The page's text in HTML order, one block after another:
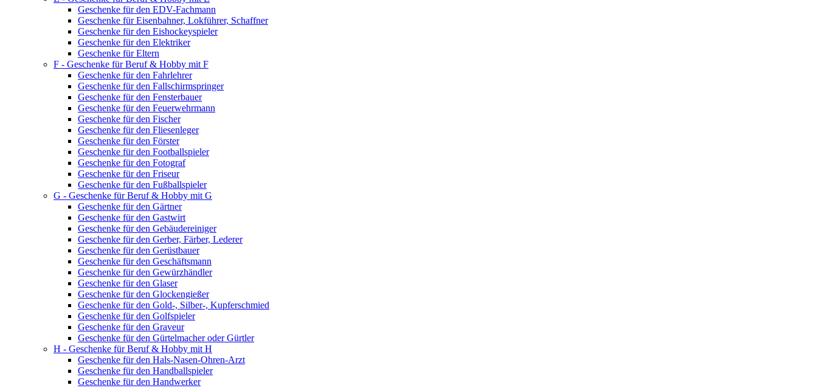
Geschenke für den EDV-Fachmann
Geschenke für Eisenbahner, Lokführer, Schaffner
Geschenke für den Eishockeyspieler
Geschenke für den Elektriker
Geschenke für Eltern
F - Geschenke für Beruf & Hobby mit F
Geschenke für den Fahrlehrer
Geschenke für den Fallschirmspringer
Geschenke für den Fensterbauer
Geschenke für den Feuerwehrmann
Geschenke für den Fischer
Geschenke für den Fliesenleger
Geschenke für den Förster
Geschenke für den Footballspieler
Geschenke für den Fotograf
Geschenke für den Friseur
Geschenke für den Fußballspieler
G - Geschenke für Beruf & Hobby mit G
Geschenke für den Gärtner
Geschenke für den Gastwirt
Geschenke für den Gebäudereiniger
Geschenke für den Gerber, Färber, Lederer
Geschenke für den Gerüstbauer
Geschenke für den Geschäftsmann
Geschenke für den Gewürzhändler
Geschenke für den Glaser
Geschenke für den Glockengießer
Geschenke für den Gold-, Silber-, Kupferschmied
Geschenke für den Golfspieler
Geschenke für den Graveur
Geschenke für den Gürtelmacher oder Gürtler
H - Geschenke für Beruf & Hobby mit H
Geschenke für den Hals-Nasen-Ohren-Arzt
Geschenke für den Handballspieler
Geschenke für den Handwerker